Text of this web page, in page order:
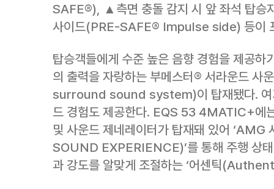
SAFE®), ▲측면 충돌 감지 시 앞 좌석 탑승
사이드(PRE-SAFE® Impulse side) 등이
탑승객들에게 수준 높은 음향 경험을 제공
의 출력을 자랑하는 부메스터® 서라운드
surround sound system)이 탑재됐다. 여
드 경험도 제공한다. EQS 53 4MATIC+에
및 사운드 제네레이터가 탑재돼 있어
SOUND EXPERIENCE)’를 통해 주행 상
과 강도를 알맞게 조절하는 ‘어센틱